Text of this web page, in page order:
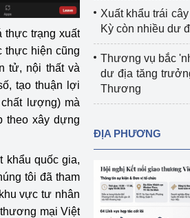
trường
vệ môi trường
trường
Trung
Nam
Á – châu Phi
Âu – châu Mỹ
thực trạng xuất
thực hiện cũng
tử, nội thất và
tạo thuận lợi
lượng) mà
theo xây dựng
khẩu quốc gia,
tôi đã tham
vực tư nhân
mại Việt
Xuất khẩu trái
Kỳ còn nhiều dư
Thương vụ bắc
dư địa tăng
Thương
ĐỊA PHƯƠNG